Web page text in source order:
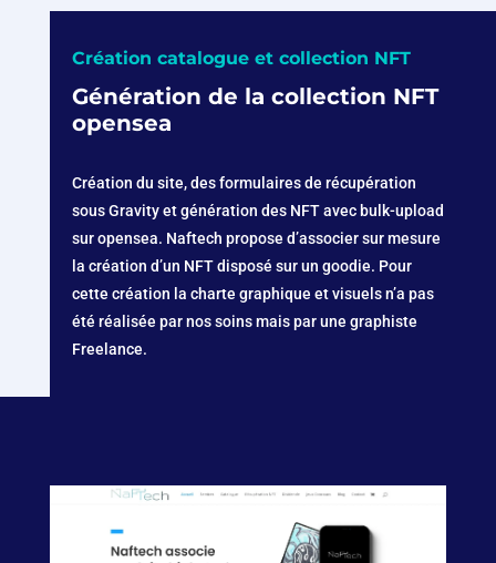
Création catalogue et collection NFT
Génération de la collection NFT
opensea
Création du site, des formulaires de récupération
sous Gravity et génération des NFT avec bulk-upload
sur opensea. Naftech propose d’associer sur mesure
la création d’un NFT disposé sur un goodie. Pour
cette création la charte graphique et visuels n’a pas
été réalisée par nos soins mais par une graphiste
Freelance.